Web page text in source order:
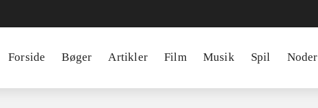
Forside Bøger Artikler Film Musik Spil Noder